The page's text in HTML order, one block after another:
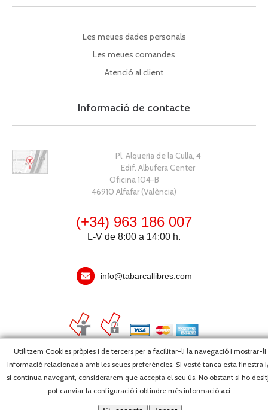
Utilitzem Cookies pròpies i de tercers per a facilitar-li la navegació i mostrar-li
informació relacionada amb les seues preferències. Si vosté tanca esta finestra
si contínua navegant, considerarem que accepta el seu ús. No obstant si ho
pot canviar la configuració i obtindre més informació ací.
Les meues dades personals
Les meues comandes
Atenció al client
Informació de contacte
Pl. Alquería de la Culla, 4
Edif. Albufera Center
Oficina 104-B
46910 Alfafar (València)
(+34) 963 186 007
L-V de 8:00 a 14:00 h.
info@tabarcallibres.com
Copyright, 2026 © Editorial Tabarca Llibres, S.L. · Tots els drets
reservats ·Webmaster